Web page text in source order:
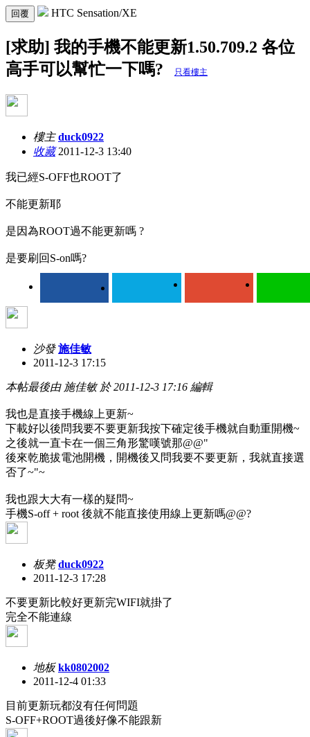
回覆 HTC Sensation/XE
[求助] 我的手機不能更新1.50.709.2 各位
高手可以幫忙一下嗎?
只看樓主
樓主 duck0922
收藏2011-12-3 13:40
我已經S-OFF也ROOT了
不能更新耶
是因為ROOT過不能更新嗎 ?
是要刷回S-on嗎?
沙發 施佳敏
2011-12-3 17:15
本帖最後由 施佳敏 於 2011-12-3 17:16 編輯
我也是直接手機線上更新~
下載好以後問我要不要更新我按下確定後手機就自動重開機~
之後就一直卡在一個三角形驚嘆號那@@"
後來乾脆拔電池開機，開機後又問我要不要更新，我就直接選
否了~"~
我也跟大大有一樣的疑問~
手機S-off + root 後就不能直接使用線上更新嗎@@?
板凳 duck0922
2011-12-3 17:28
不要更新比較好更新完WIFI就掛了
完全不能連線
地板 kk0802002
2011-12-4 01:33
目前更新玩都沒有任何問題
S-OFF+ROOT過後好像不能跟新